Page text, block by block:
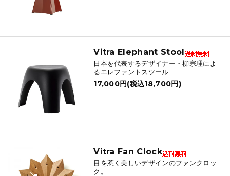
Vitra Elephant Stool
日本を代表するデザイナー・柳宗理によ
るエレファントスツール
17,000円(税込18,700円)
Vitra Fan Clock
目を惹く美しいデザインのファンクロッ
ク。